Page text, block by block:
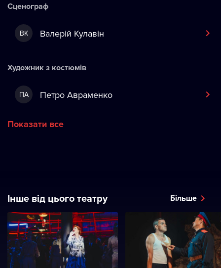
Сценограф
ВК Валерій Кулавін
Художник з костюмів
ПА Петро Авраменко
Показати все
Інше від цього театру Більше